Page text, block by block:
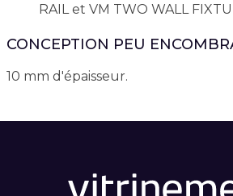
RAIL et VM TWO WALL
CONCEPTION PEU
10 mm d'épaisseur.